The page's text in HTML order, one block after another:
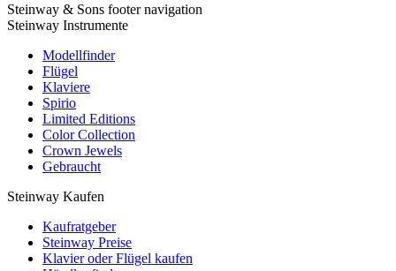
Steinway & Sons footer navigation
Steinway Instrumente
Modellfinder
Flügel
Klaviere
Spirio
Limited Editions
Color Collection
Crown Jewels
Gebraucht
Steinway Kaufen
Kaufratgeber
Steinway Preise
Klavier oder Flügel kaufen